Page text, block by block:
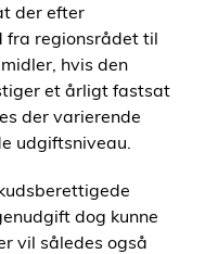
der efter
fra regionsrådet til
hvis den
et årligt fastsat
der varierende
udgiftsniveau.
dog kunne
vil således også